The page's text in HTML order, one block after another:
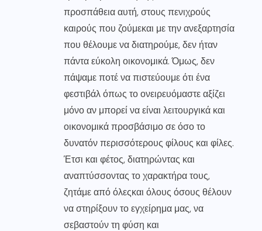
προσπάθεια αυτή, στους πενιχρούς
καιρούς που ζούμεκαι με την ανεξαρτησία
που θέλουμε να διατηρούμε, δεν ήταν
πάντα εύκολη οικονομικά. Όμως, δεν
πάψαμε ποτέ να πιστεύουμε ότι ένα
φεστιβάλ όπως το ονειρευόμαστε αξίζει
μόνο αν μπορεί να είναι λειτουργικά και
οικονομικά προσβάσιμο σε όσο το
δυνατόν περισσότερους φίλους και φίλες.
Έτσι και φέτος, διατηρώντας και
αναπτύσσοντας το χαρακτήρα τους,
ζητάμε από όλεςκαι όλους όσους θέλουν
να στηρίξουν το εγχείρημα μας, να
σεβαστούν τη φύση και